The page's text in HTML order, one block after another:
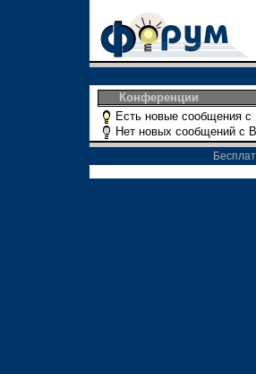
Конференции
Есть новые сообщения с
Нет новых сообщений с